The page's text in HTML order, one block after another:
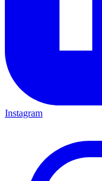
Instagram